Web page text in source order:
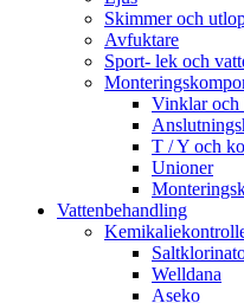
Skimmer och
Avfuktare
Sport- lek och
Vinklar och
T / Y och
Unioner
Vattenbehandling
Welldana
Aseko